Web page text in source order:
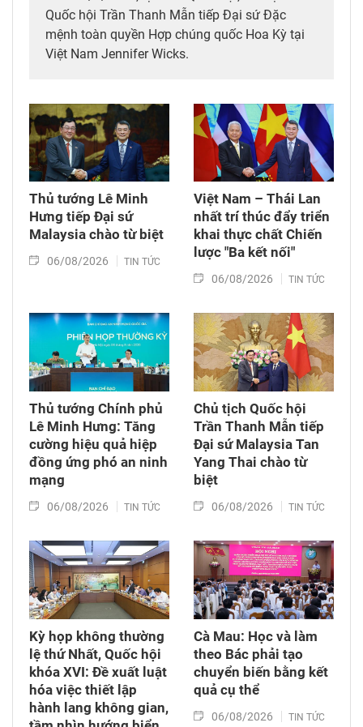
Quốc hội Trần Thanh Mẫn tiếp Đại sứ Đặc
mệnh toàn quyền Hợp chúng quốc Hoa Kỳ tại
Việt Nam Jennifer Wicks.
Thủ tướng Lê Minh
Hưng tiếp Đại sứ
Malaysia chào từ biệt
06/08/2026 TIN TỨC
Việt Nam – Thái Lan
nhất trí thúc đẩy triển
khai thực chất Chiến
lược "Ba kết nối"
06/08/2026 TIN TỨC
Thủ tướng Chính phủ
Lê Minh Hưng: Tăng
cường hiệu quả hiệp
đồng ứng phó an ninh
mạng
06/08/2026 TIN TỨC
Chủ tịch Quốc hội
Trần Thanh Mẫn tiếp
Đại sứ Malaysia Tan
Yang Thai chào từ
biệt
06/08/2026 TIN TỨC
Kỳ họp không thường
lệ thứ Nhất, Quốc hội
khóa XVI: Đề xuất luật
hóa việc thiết lập
hành lang không gian,
Cà Mau: Học và làm
theo Bác phải tạo
chuyển biến bằng kết
quả cụ thể
06/08/2026 TIN TỨC